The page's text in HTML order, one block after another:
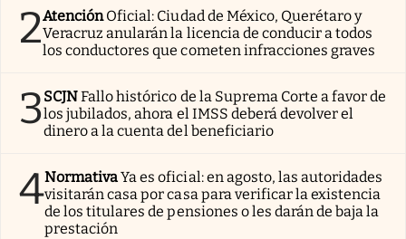
2AtenciónOficial: Ciudad de México, Querétaro y
Veracruz anularán la licencia de conducir a todos
los conductores que cometen infracciones graves
3SCJNFallo histórico de la Suprema Corte a favor de
los jubilados, ahora el IMSS deberá devolver el
dinero a la cuenta del beneficiario
4NormativaYa es oficial: en agosto, las autoridades
visitarán casa por casa para verificar la existencia
de los titulares de pensiones o les darán de baja la
prestación